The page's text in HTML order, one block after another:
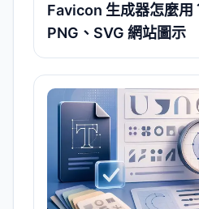
Favicon 生成器怎麼用
PNG、SVG 網站圖示